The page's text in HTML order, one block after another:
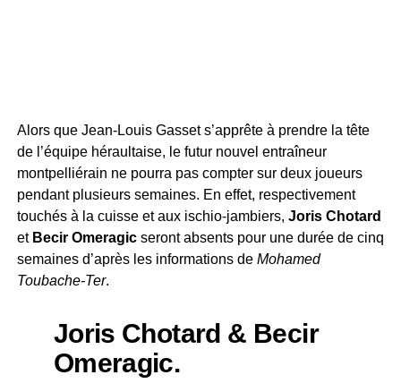
Alors que Jean-Louis Gasset s’apprête à prendre la tête
de l’équipe héraultaise, le futur nouvel entraîneur
montpelliérain ne pourra pas compter sur deux joueurs
pendant plusieurs semaines. En effet, respectivement
touchés à la cuisse et aux ischio-jambiers, Joris Chotard
et Becir Omeragicseront absents pour une durée de cinq
semaines d’après les informations de Mohamed
Toubache-Ter.
Joris Chotard & Becir
Omeragic.